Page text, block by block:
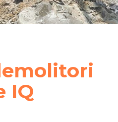
IQ